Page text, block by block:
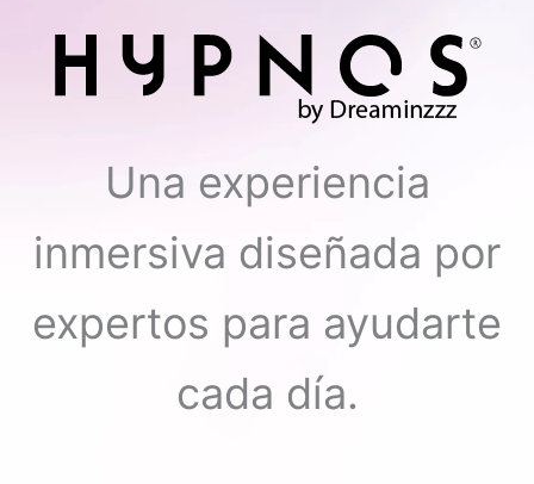
Una experiencia
inmersiva diseñada por
expertos para ayudarte
cada día.